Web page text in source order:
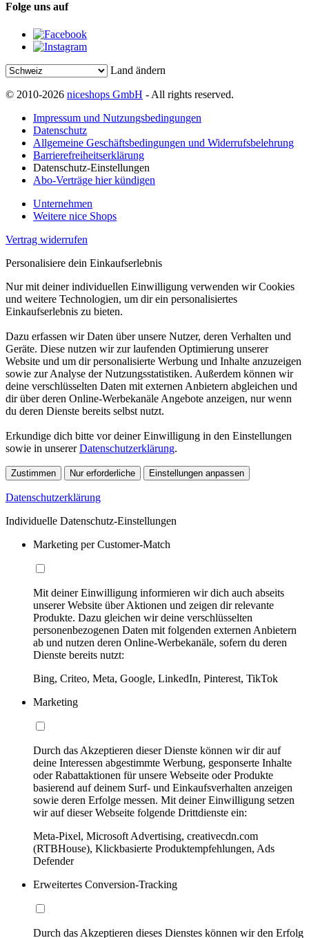
Folge uns auf
Land ändern
© 2010-2026 niceshops GmbH - All rights reserved.
Impressum und Nutzungsbedingungen
Datenschutz
Allgemeine Geschäftsbedingungen und Widerrufsbelehrung
Barrierefreiheitserklärung
Datenschutz-Einstellungen
Abo-Verträge hier kündigen
Unternehmen
Weitere nice Shops
Vertrag widerrufen
Personalisiere dein Einkaufserlebnis
Nur mit deiner individuellen Einwilligung verwenden wir Cookies
und weitere Technologien, um dir ein personalisiertes
Einkaufserlebnis zu bieten.
Dazu erfassen wir Daten über unsere Nutzer, deren Verhalten und
Geräte. Diese nutzen wir zur laufenden Optimierung unserer
Website und um dir personalisierte Werbung und Inhalte anzuzeigen
sowie zur Analyse der Nutzungsstatistiken. Außerdem können wir
deine verschlüsselten Daten mit externen Anbietern abgleichen und
dir über deren Online-Werbekanäle Angebote anzeigen, nur wenn
du deren Dienste bereits selbst nutzt.
Erkundige dich bitte vor deiner Einwilligung in den Einstellungen
sowie in unsererDatenschutzerklärung.
Zustimmen Nur erforderliche Einstellungen anpassen
Datenschutzerklärung
Individuelle Datenschutz-Einstellungen
Marketing per Customer-Match
Mit deiner Einwilligung informieren wir dich auch abseits
unserer Website über Aktionen und zeigen dir relevante
Produkte. Dazu gleichen wir deine verschlüsselten
personenbezogenen Daten mit folgenden externen Anbietern
ab und nutzen deren Online-Werbekanäle, sofern du deren
Dienste bereits nutzt:
Bing, Criteo, Meta, Google, LinkedIn, Pinterest, TikTok
Marketing
Durch das Akzeptieren dieser Dienste können wir dir auf
deine Interessen abgestimmte Werbung, gesponserte Inhalte
oder Rabattaktionen für unsere Webseite oder Produkte
basierend auf deinem Surf- und Einkaufsverhalten anzeigen
sowie deren Erfolge messen. Mit deiner Einwilligung setzen
wir auf dieser Webseite folgende Drittdienste ein:
Meta-Pixel, Microsoft Advertising, creativecdn.com
(RTBHouse), Klickbasierte Produktempfehlungen, Ads
Defender
Erweitertes Conversion-Tracking
Durch das Akzeptieren dieses Dienstes können wir den Erfolg